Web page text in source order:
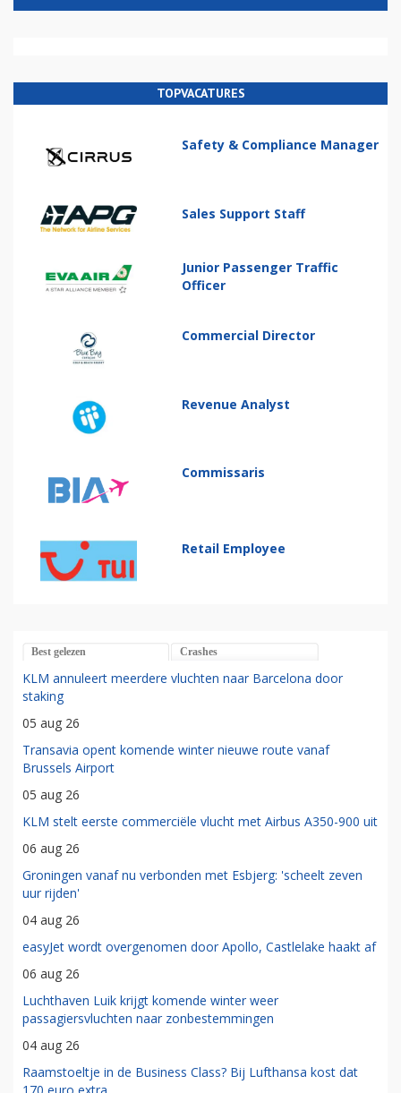
TOPVACATURES
Safety & Compliance Manager
Sales Support Staff
Junior Passenger Traffic
Officer
Commercial Director
Revenue Analyst
Commissaris
Retail Employee
Best gelezen Crashes
KLM annuleert meerdere vluchten naar Barcelona door
staking
05 aug 26
Transavia opent komende winter nieuwe route vanaf
Brussels Airport
05 aug 26
KLM stelt eerste commerciële vlucht met Airbus A350-900 uit
06 aug 26
Groningen vanaf nu verbonden met Esbjerg: 'scheelt zeven
uur rijden'
04 aug 26
easyJet wordt overgenomen door Apollo, Castlelake haakt af
06 aug 26
Luchthaven Luik krijgt komende winter weer
passagiersvluchten naar zonbestemmingen
04 aug 26
Raamstoeltje in de Business Class? Bij Lufthansa kost dat